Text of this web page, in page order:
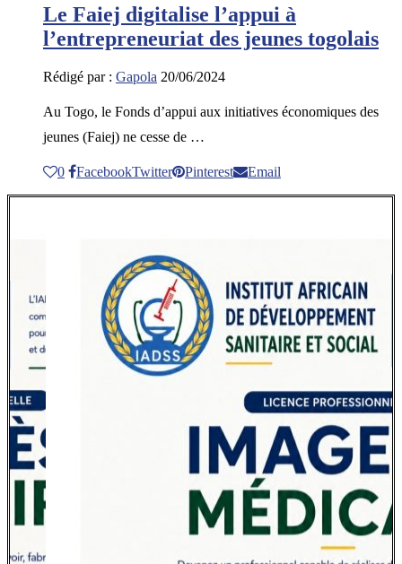
Le Faiej digitalise l’appui à
l’entrepreneuriat des jeunes togolais
Rédigé par : Gapola 20/06/2024
Au Togo, le Fonds d’appui aux initiatives économiques des
jeunes (Faiej) ne cesse de …
0 FacebookTwitter Pinterest Email